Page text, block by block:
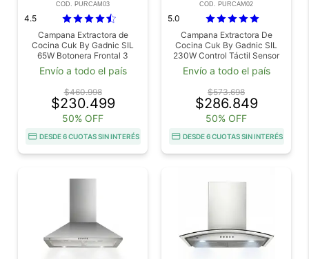
COD. PURCAM03
4.5
Campana Extractora de
Cocina Cuk By Gadnic SIL
65W Botonera Frontal 3
Velocidades Luces LED
Envío a todo el país
$460.998
$230.499
50% OFF
DESDE 6 CUOTAS SIN INTERÉS
COD. PURCAM02
5.0
Campana Extractora De
Cocina Cuk By Gadnic SIL
230W Control Táctil Sensor
de Mano Luces LED
Envío a todo el país
$573.698
$286.849
50% OFF
DESDE 6 CUOTAS SIN INTERÉS